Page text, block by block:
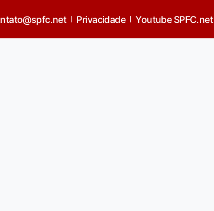
Privacidade Youtube SPFC.net